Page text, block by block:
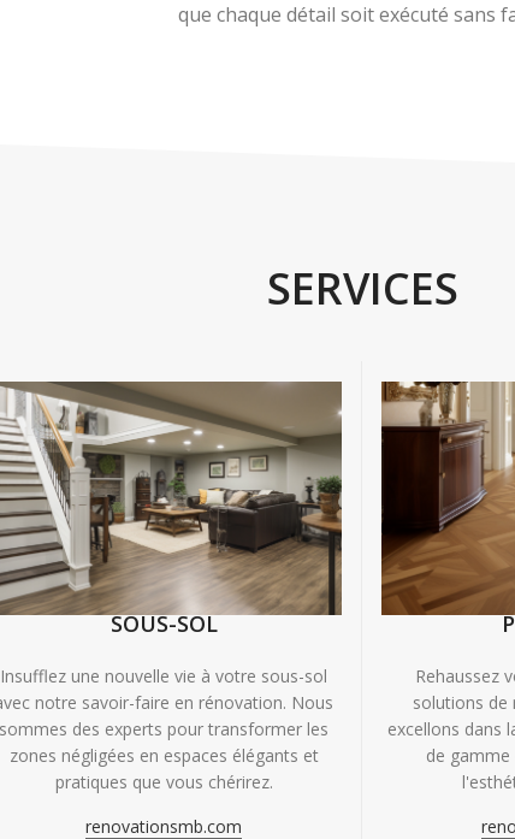
que chaque détail soit exécuté sans
SERVICES
SOUS-SOL
Insufflez une nouvelle vie à votre sous-sol
notre savoir-faire en rénovation. Nous
sommes des experts pour transformer les
zones négligées en espaces élégants et
pratiques que vous chérirez.
renovationsmb.com
Rehaussez
solutions de
excellons dans
de